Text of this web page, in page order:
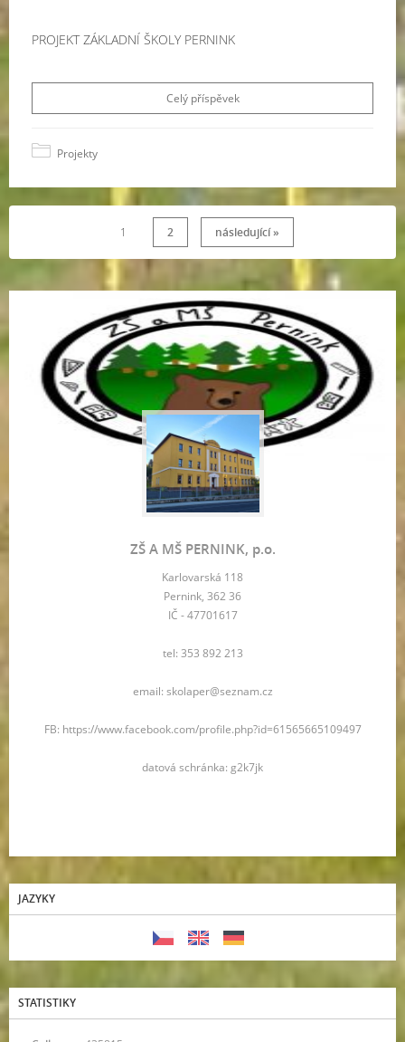
PROJEKT ZÁKLADNÍ ŠKOLY PERNINK
Celý příspěvek
Projekty
1 2 následující »
ZŠ A MŠ PERNINK, p.o.
Karlovarská 118
Pernink, 362 36
IČ - 47701617
tel: 353 892 213
email: skolaper@seznam.cz
FB: https://www.facebook.com/profile.php?id=61565665109497
datová schránka: g2k7jk
JAZYKY
STATISTIKY